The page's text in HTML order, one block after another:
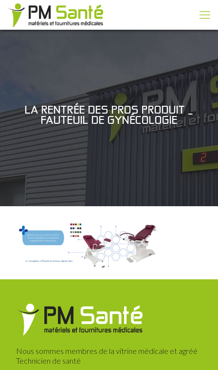
LA RENTRÉE DES PROS PRODUIT _
FAUTEUIL DE GYNÉCOLOGIE
Nous sommes membres de la vitrine médicale et agréé
Technicien de santé